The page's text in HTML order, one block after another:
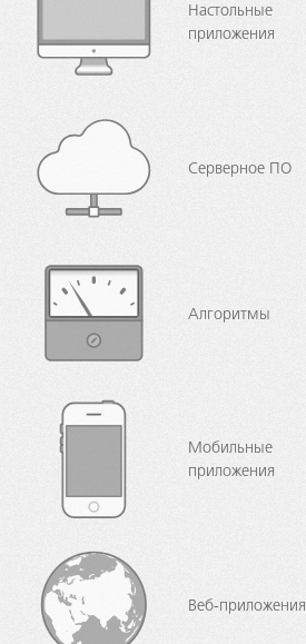
Настольные
приложения
Серверное ПО
Алгоритмы
Мобильные
приложения
Веб-приложения